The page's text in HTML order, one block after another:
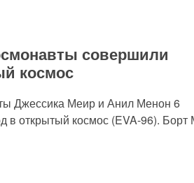
совершили
космос
Джессика Меир и Анил Менон 6
в открытый космос (EVA-96).